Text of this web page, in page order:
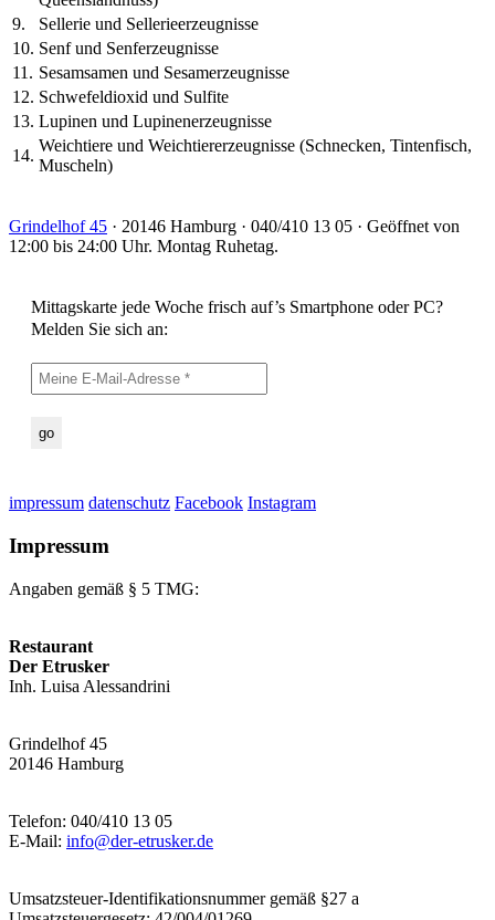
9.
Sellerie und Sellerieerzeugnisse
10. Senf und Senferzeugnisse
11. Sesamsamen und Sesamerzeugnisse
12. Schwefeldioxid und Sulfite
13. Lupinen und Lupinenerzeugnisse
14.
Weichtiere und Weichtiererzeugnisse (Schnecken, Tintenfisch,
Muscheln)
Grindelhof 45 · 20146 Hamburg · 040/410 13 05 · Geöffnet von
12:00 bis 24:00 Uhr. Montag Ruhetag.
Mittagskarte jede Woche frisch auf’s Smartphone oder PC?
Melden Sie sich an:
impressum datenschutz Facebook Instagram
Impressum
Angaben gemäß § 5 TMG:
Restaurant
Der Etrusker
Inh. Luisa Alessandrini
Grindelhof 45
20146 Hamburg
Telefon: 040/410 13 05
E-Mail: info@der-etrusker.de
Umsatzsteuer-Identifikationsnummer gemäß §27 a